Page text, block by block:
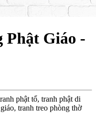
Phật Giáo -
phật tổ, tranh phật di
tranh treo phòng thờ